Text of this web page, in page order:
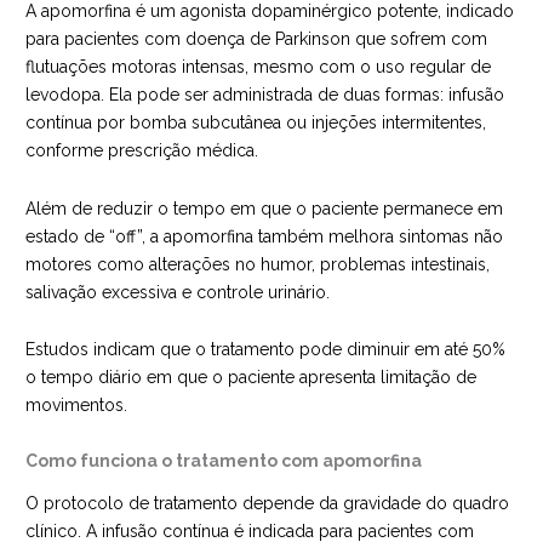
A apomorfina é um agonista dopaminérgico potente, indicado
para pacientes com doença de Parkinson que sofrem com
flutuações motoras intensas, mesmo com o uso regular de
levodopa. Ela pode ser administrada de duas formas: infusão
contínua por bomba subcutânea ou injeções intermitentes,
conforme prescrição médica.
Além de reduzir o tempo em que o paciente permanece em
estado de “off”, a apomorfina também melhora sintomas não
motores como alterações no humor, problemas intestinais,
salivação excessiva e controle urinário.
Estudos indicam que o tratamento pode diminuir em até 50%
o tempo diário em que o paciente apresenta limitação de
movimentos.
Como funciona o tratamento com apomorfina
O protocolo de tratamento depende da gravidade do quadro
clínico. A infusão contínua é indicada para pacientes com